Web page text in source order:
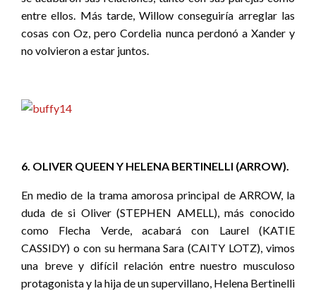
entre ellos. Más tarde, Willow conseguiría arreglar las
cosas con Oz, pero Cordelia nunca perdonó a Xander y
no volvieron a estar juntos.
6. OLIVER QUEEN Y HELENA BERTINELLI (ARROW).
En medio de la trama amorosa principal de ARROW, la
duda de si Oliver (STEPHEN AMELL), más conocido
como Flecha Verde, acabará con Laurel (KATIE
CASSIDY) o con su hermana Sara (CAITY LOTZ), vimos
una breve y difícil relación entre nuestro musculoso
protagonista y la hija de un supervillano, Helena Bertinelli